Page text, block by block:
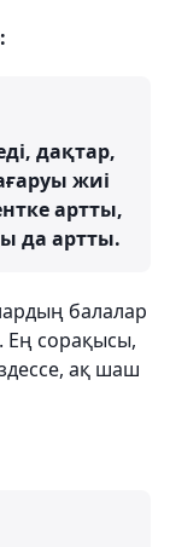
дақтар,
жиі
артты,
да артты.
балалар
Ең сорақысы,
ақ шаш